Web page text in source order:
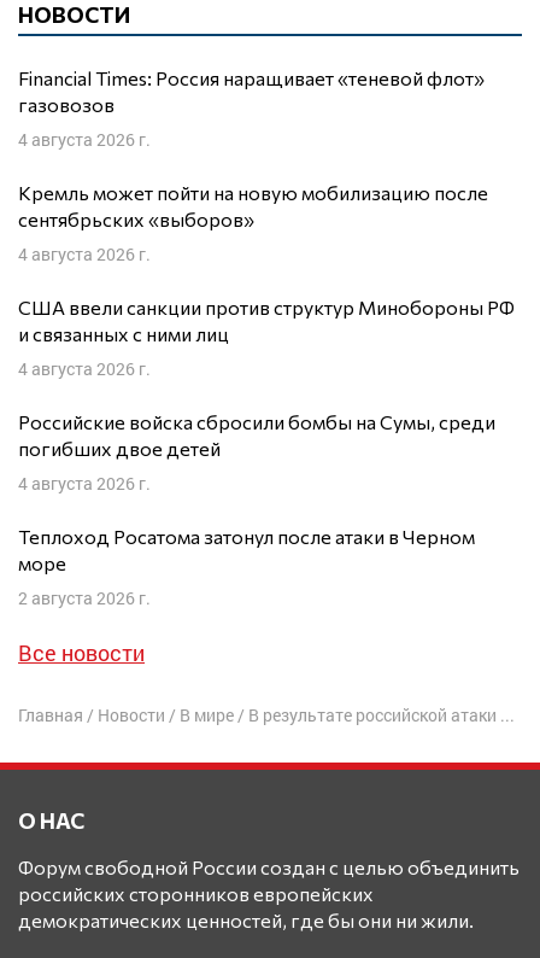
НОВОСТИ
Financial Times: Россия наращивает «теневой флот»
газовозов
4 августа 2026 г.
Кремль может пойти на новую мобилизацию после
сентябрьских «выборов»
4 августа 2026 г.
США ввели санкции против структур Минобороны РФ
и связанных с ними лиц
4 августа 2026 г.
Российские войска сбросили бомбы на Сумы, среди
погибших двое детей
4 августа 2026 г.
Теплоход Росатома затонул после атаки в Черном
море
2 августа 2026 г.
Все новости
Главная / Новости / В мире/ В результате российской атаки Сум «Шахедами» погибла семья из трех человек
О НАС
Форум свободной России создан с целью объединить
российских сторонников европейских
демократических ценностей, где бы они ни жили.